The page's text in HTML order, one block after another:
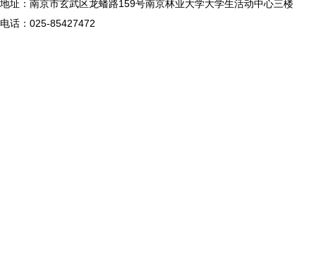
地址：南京市玄武区龙蟠路159号南京林业大学大学生活动中心三楼
电话：025-85427472